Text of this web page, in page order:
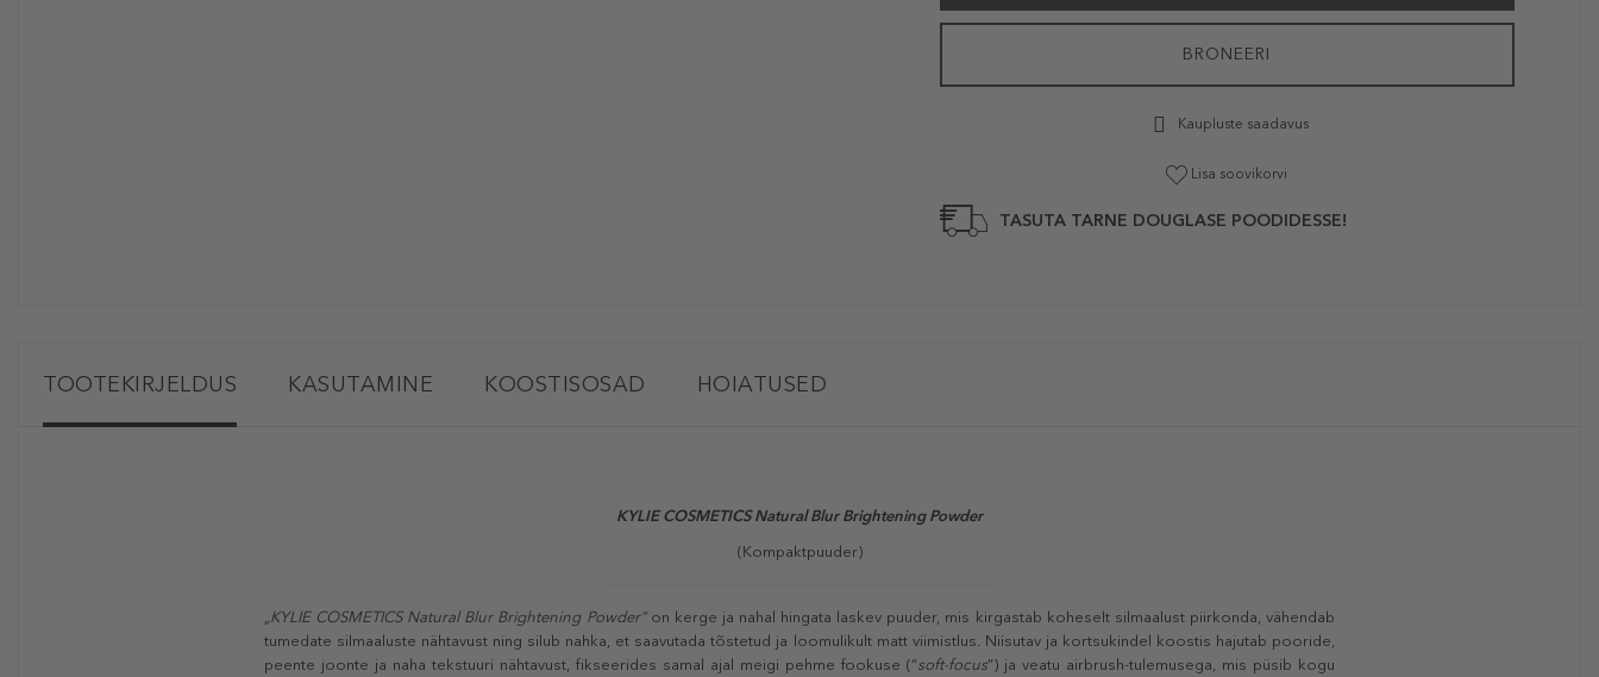
BRONEERI
Kaupluste saadavus
Lisa soovikorvi
TASUTA TARNE DOUGLASE POODIDESSE!
TOOTEKIRJELDUS KASUTAMINE KOOSTISOSAD HOIATUSED
KYLIE COSMETICS Natural Blur Brightening Powder
(Kompaktpuuder)
„KYLIE COSMETICS Natural Blur Brightening Powder”on kerge ja nahal hingata laskev puuder, mis kirgastab koheselt silmaalust piirkonda, vähendab
tumedate silmaaluste nähtavust ning silub nahka, et saavutada tõstetud ja loomulikult matt viimistlus. Niisutav ja kortsukindel koostis hajutab pooride,
peente joonte ja naha tekstuuri nähtavust, fikseerides samal ajal meigi pehme fookuse (“soft-focus”) ja veatu airbrush-tulemusega, mis püsib kogu